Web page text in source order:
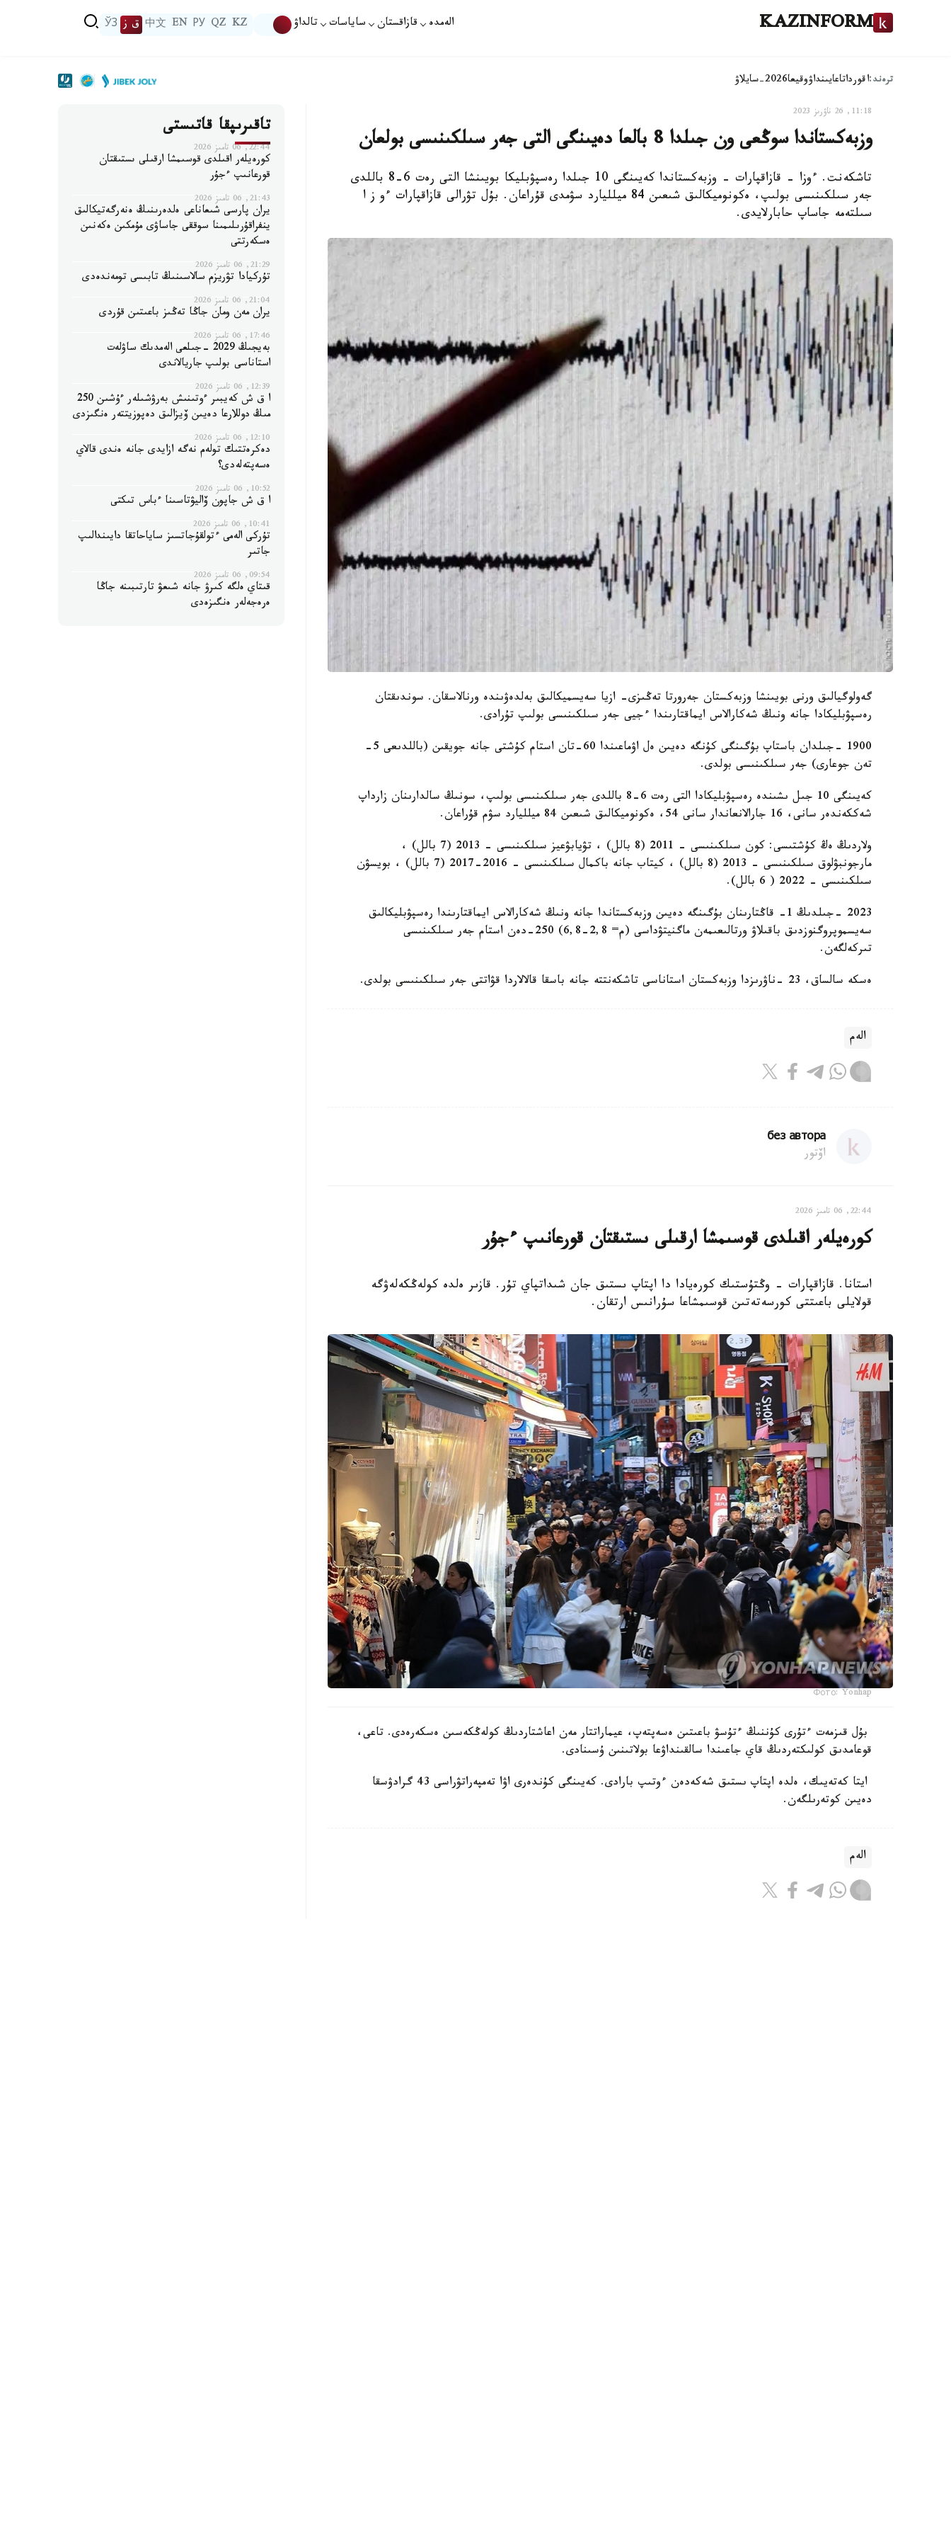
KAZINFORM الەمدە قازاقستان ساياسات تالداۋ KZ
QZ
РУ
EN
中文 ق ز ЎЗ
ترەند:اقورداتاعايىنداۋوقيعا2026-سايلاۋ
11:18, 26 ناۋرىز 2023
وزبەكستاندا سوڭعى ون جىلدا 8 بالعا دەيىنگى التى جەر سىلكىنىسى بولعان
تاشكەنت. ءوزا - قازاقپارات - وزبەكستاندا كەيىنگى 10 جىلدا رەسپۋبليكا بويىنشا التى رەت 6-8 باللدى
جەر سىلكىنىسى بولىپ، ەكونوميكالىق شىعىن 84 ميلليارد سۋمدى قۇراعان. بۇل تۋرالى قازاقپارات ءو ز ا
سىلتەمە جاساپ حابارلايدى.
گەولوگيالىق ورنى بويىنشا وزبەكستان جەرورتا تەڭىزى- ازيا سەيسميكالىق بەلدەۋىندە ورنالاسقان. سوندىقتان
رەسپۋبليكادا جانە ونىڭ شەكارالاس ايماقتارىندا ءجيى جەر سىلكىنىسى بولىپ تۇرادى.
1900 -جىلدان باستاپ بۇگىنگى كۇنگە دەيىن ەل اۋماعىندا 60-تان استام كۇشتى جانە جويقىن (باللدىعى 5-
تەن جوعارى) جەر سىلكىنىسى بولدى.
كەيىنگى 10 جىل ىشىندە رەسپۋبليكادا التى رەت 6-8 باللدى جەر سىلكىنىسى بولىپ، سونىڭ سالدارىنان زارداپ
شەككەندەر سانى، 16 جارالانعاندار سانى 54، ەكونوميكالىق شىعىن 84 ميلليارد سۋم قۇراعان.
ولاردىڭ ەڭ كۇشتىسى: كون سىلكىنىسى - 2011 (8 بالل) ، تۋيابۋعيز سىلكىنىسى - 2013 (7 بالل) ،
مارجونبۋلوق سىلكىنىسى - 2013 (8 بالل) ، كيتاب جانە باكمال سىلكىنىسى - 2016-2017 (7 بالل) ، بويسۋن
سىلكىنىسى - 2022 ( 6 بالل).
2023 -جىلدىڭ 1- قاڭتارىنان بۇگىنگە دەيىن وزبەكستاندا جانە ونىڭ شەكارالاس ايماقتارىندا رەسپۋبليكالىق
سەيسموپروگنوزدىق باقىلاۋ ورتالىعىمەن ماگنيتۋداسى (م= 2,8-6,8) 250-دەن استام جەر سىلكىنىسى
تىركەلگەن.
ەسكە سالساق، 23 -ناۋرىزدا وزبەكستان استاناسى تاشكەنتتە جانە باسقا قالالاردا قۋاتتى جەر سىلكىنىسى بولدى.
الەم
без автора
اۆتور
22:44, 06 تامىز 2026
كورەيلەر اقىلدى قوسىمشا ارقىلى ىستىقتان قورعانىپ ءجۇر
استانا. قازاقپارات - وڭتۇستىك كورەيادا دا اپتاپ ىستىق جان شىداتپاي تۇر. قازىر ەلدە كولەڭكەلەۋگە
قولايلى باعىتتى كورسەتەتىن قوسىمشاعا سۇرانىس ارتقان.
Фото: Yonhap
بۇل قىزمەت ءتۇرى كۇننىڭ ءتۇسۋ باعىتىن ەسەپتەپ، عيماراتتار مەن اعاشتاردىڭ كولەڭكەسىن ەسكەرەدى. تاعى،
قوعامدىق كولىكتەردىڭ قاي جاعىندا سالقىنداۋعا بولاتىنىن ۇسىنادى.
ايتا كەتەيىك، ەلدە اپتاپ ىستىق شەكەدەن ءوتىپ بارادى. كەيىنگى كۇندەرى اۋا تەمپەراتۋراسى 43 گرادۋسقا
دەيىن كوتەرىلگەن.
الەم
تاقىرىپقا قاتىستى
22:44, 06 تامىز 2026
كورەيلەر اقىلدى قوسىمشا ارقىلى ىستىقتان
قورعانىپ ءجۇر
21:43, 06 تامىز 2026
يران پارسى شىعاناعى ەلدەرىنىڭ ەنەرگەتيكالىق
ينفراقۇرىلىمىنا سوققى جاساۋى مۇمكىن ەكەنىن
ەسكەرتتى
21:29, 06 تامىز 2026
تۇركيادا تۋريزم سالاسىنىڭ تابىسى تومەندەدى
21:04, 06 تامىز 2026
يران مەن ومان جاڭا تەڭىز باعىتىن قۇردى
17:46, 06 تامىز 2026
بەيجىڭ 2029 -جىلعى الەمدىك ساۋلەت
استاناسى بولىپ جاريالاندى
12:39, 06 تامىز 2026
ا ق ش كەيبىر ءوتىنىش بەرۋشىلەر ءۇشىن 250
مىڭ دوللارعا دەيىن ۆيزالىق دەپوزيتتەر ەنگىزدى
12:10, 06 تامىز 2026
دەكرەتتىك تولەم نەگە ازايدى جانە ەندى قالاي
ەسەپتەلەدى؟
10:52, 06 تامىز 2026
ا ق ش جاپون ۆاليۋتاسىنا ءباس تىكتى
10:41, 06 تامىز 2026
تۇركى الەمى ءتولقۇجاتسىز ساياحاتقا دايىندالىپ
جاتىر
09:54, 06 تامىز 2026
قىتاي ەلگە كىرۋ جانە شىعۋ تارتىبىنە جاڭا
ەرەجەلەر ەنگىزەدى